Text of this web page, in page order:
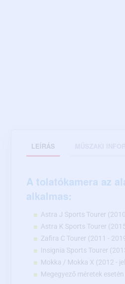
LEÍRÁS
A tolatókamera az
alkalmas:
Astra J Sports Tourer
Astra K Sports Tourer
Zafira C Tourer (2011 -
Insignia Sports Tourer
Mokka / Mokka X (2012 -
Megegyező méretek